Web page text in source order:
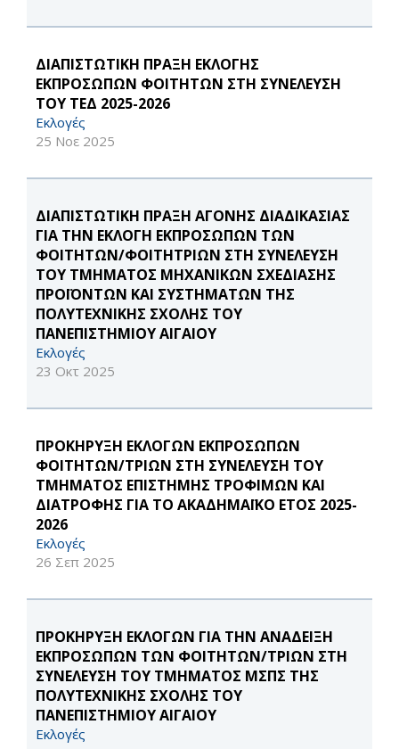
ΔΙΑΠΙΣΤΩΤΙΚΗ ΠΡΑΞΗ ΕΚΛΟΓΗΣ
ΕΚΠΡΟΣΩΠΩΝ ΦΟΙΤΗΤΩΝ ΣΤΗ ΣΥΝΕΛΕΥΣΗ
ΤΟΥ ΤΕΔ 2025-2026
Εκλογές
25 Νοε 2025
ΔΙΑΠΙΣΤΩΤΙΚΗ ΠΡΑΞΗ ΑΓΟΝΗΣ ΔΙΑΔΙΚΑΣΙΑΣ
ΓΙΑ ΤΗΝ ΕΚΛΟΓΗ ΕΚΠΡΟΣΩΠΩΝ ΤΩΝ
ΦΟΙΤΗΤΩΝ/ΦΟΙΤΗΤΡΙΩΝ ΣΤΗ ΣΥΝΕΛΕΥΣΗ
ΤΟΥ ΤΜΗΜΑΤΟΣ ΜΗΧΑΝΙΚΩΝ ΣΧΕΔΙΑΣΗΣ
ΠΡΟΪΟΝΤΩΝ ΚΑΙ ΣΥΣΤΗΜΑΤΩΝ ΤΗΣ
ΠΟΛΥΤΕΧΝΙΚΗΣ ΣΧΟΛΗΣ ΤΟΥ
ΠΑΝΕΠΙΣΤΗΜΙΟΥ ΑΙΓΑΙΟΥ
Εκλογές
23 Οκτ 2025
ΠΡΟΚΗΡΥΞΗ ΕΚΛΟΓΩΝ ΕΚΠΡΟΣΩΠΩΝ
ΦΟΙΤΗΤΩΝ/ΤΡΙΩΝ ΣΤΗ ΣΥΝΕΛΕΥΣΗ ΤΟΥ
ΤΜΗΜΑΤΟΣ ΕΠΙΣΤΗΜΗΣ ΤΡΟΦΙΜΩΝ ΚΑΙ
ΔΙΑΤΡΟΦΗΣ ΓΙΑ ΤΟ ΑΚΑΔΗΜΑΪΚΟ ΕΤΟΣ 2025-
2026
Εκλογές
26 Σεπ 2025
ΠΡΟΚΗΡΥΞΗ ΕΚΛΟΓΩΝ ΓΙΑ ΤΗΝ ΑΝΑΔΕΙΞΗ
ΕΚΠΡΟΣΩΠΩΝ ΤΩΝ ΦΟΙΤΗΤΩΝ/ΤΡΙΩΝ ΣΤΗ
ΣΥΝΕΛΕΥΣΗ ΤΟΥ ΤΜΗΜΑΤΟΣ ΜΣΠΣ ΤΗΣ
ΠΟΛΥΤΕΧΝΙΚΗΣ ΣΧΟΛΗΣ ΤΟΥ
ΠΑΝΕΠΙΣΤΗΜΙΟΥ ΑΙΓΑΙΟΥ
Εκλογές